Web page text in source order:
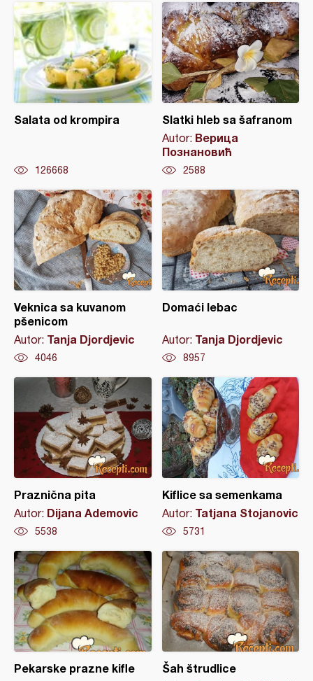
Salata od krompira
126668
Slatki hleb sa šafranom
Autor: Верица
Познановић
2588
Veknica sa kuvanom
pšenicom
Autor: Tanja Djordjevic
4046
Domaći lebac
Autor: Tanja Djordjevic
8957
Praznična pita
Autor: Dijana Ademovic
5538
Kiflice sa semenkama
Autor: Tatjana Stojanovic
5731
Pekarske prazne kifle Šah štrudlice